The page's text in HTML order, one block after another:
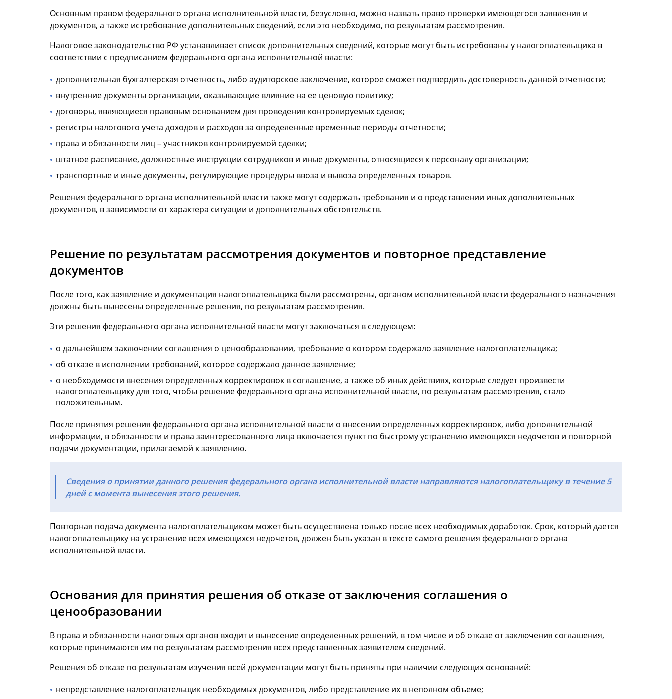
Основным правом федерального органа исполнительной власти, безусловно, можно назвать право проверки имеющегося заявления и
документов, а также истребование дополнительных сведений, если это необходимо, по результатам рассмотрения.
Налоговое законодательство РФ устанавливает список дополнительных сведений, которые могут быть истребованы у налогоплательщика в
соответствии с предписанием федерального органа исполнительной власти:
дополнительная бухгалтерская отчетность, либо аудиторское заключение, которое сможет подтвердить достоверность данной отчетности;
внутренние документы организации, оказывающие влияние на ее ценовую политику;
договоры, являющиеся правовым основанием для проведения контролируемых сделок;
регистры налогового учета доходов и расходов за определенные временные периоды отчетности;
права и обязанности лиц – участников контролируемой сделки;
штатное расписание, должностные инструкции сотрудников и иные документы, относящиеся к персоналу организации;
транспортные и иные документы, регулирующие процедуры ввоза и вывоза определенных товаров.
Решения федерального органа исполнительной власти также могут содержать требования и о представлении иных дополнительных
документов, в зависимости от характера ситуации и дополнительных обстоятельств.
Решение по результатам рассмотрения документов и повторное представление
документов
После того, как заявление и документация налогоплательщика были рассмотрены, органом исполнительной власти федерального назначения
должны быть вынесены определенные решения, по результатам рассмотрения.
Эти решения федерального органа исполнительной власти могут заключаться в следующем:
о дальнейшем заключении соглашения о ценообразовании, требование о котором содержало заявление налогоплательщика;
об отказе в исполнении требований, которое содержало данное заявление;
о необходимости внесения определенных корректировок в соглашение, а также об иных действиях, которые следует произвести
налогоплательщику для того, чтобы решение федерального органа исполнительной власти, по результатам рассмотрения, стало
положительным.
После принятия решения федерального органа исполнительной власти о внесении определенных корректировок, либо дополнительной
информации, в обязанности и права заинтересованного лица включается пункт по быстрому устранению имеющихся недочетов и повторной
подачи документации, прилагаемой к заявлению.
Сведения о принятии данного решения федерального органа исполнительной власти направляются налогоплательщику в течение 5
дней с момента вынесения этого решения.
Повторная подача документа налогоплательщиком может быть осуществлена только после всех необходимых доработок. Срок, который дается
налогоплательщику на устранение всех имеющихся недочетов, должен быть указан в тексте самого решения федерального органа
исполнительной власти.
Основания для принятия решения об отказе от заключения соглашения о
ценообразовании
В права и обязанности налоговых органов входит и вынесение определенных решений, в том числе и об отказе от заключения соглашения,
которые принимаются им по результатам рассмотрения всех представленных заявителем сведений.
Решения об отказе по результатам изучения всей документации могут быть приняты при наличии следующих оснований:
непредставление налогоплательщик необходимых документов, либо представление их в неполном объеме;